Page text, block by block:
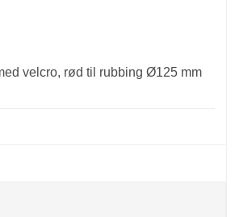
velcro, rød til rubbing Ø125 mm